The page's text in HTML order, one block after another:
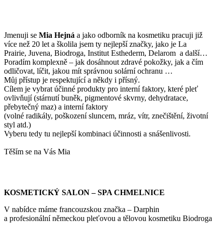
Jmenuji se Mia Hejná a jako odborník na kosmetiku pracuji již
více než 20 let a školila jsem ty nejlepší značky, jako je La
Prairie, Juvena, Biodroga, Institut Esthederm, Delarom a další…
Poradím komplexně – jak dosáhnout zdravé pokožky, jak a čím
odličovat, líčit, jakou mít správnou solární ochranu …
Můj přístup je respektující a někdy i přísný.
Cílem je vybrat účinné produkty pro interní faktory, které pleť
ovlivňují (stárnutí buněk, pigmentové skvrny, dehydratace,
přebytečný maz) a interní faktory
(volné radikály, poškození sluncem, mráz, vítr, znečištění, životní
styl atd.)
Vyberu tedy tu nejlepší kombinaci účinnosti a snášenlivosti.
Těším se na Vás Mia
KOSMETICKÝ SALON – SPA CHMELNICE
V nabídce máme francouzskou značka – Darphin
a profesionální německou pleťovou a tělovou kosmetiku Biodroga